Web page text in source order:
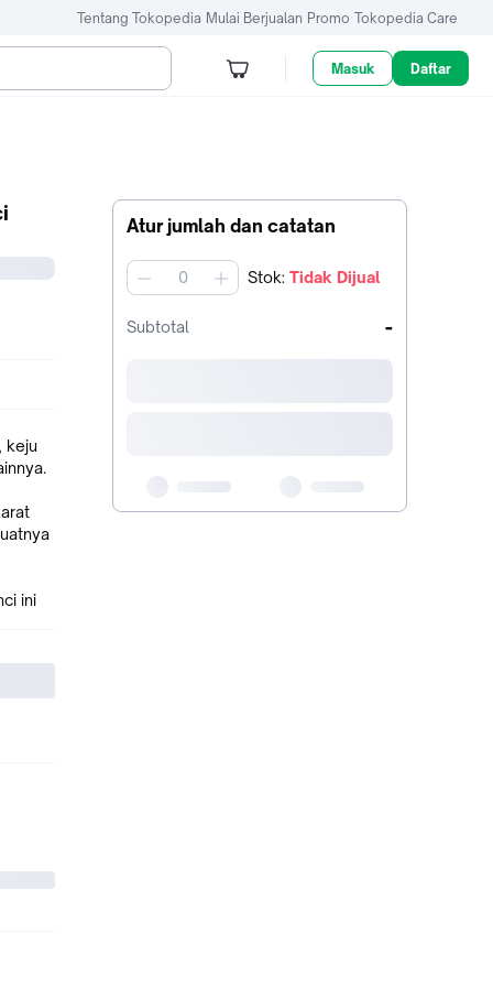
Tentang Tokopedia Mulai Berjualan Promo Tokopedia Care
Masuk Daftar
Atur jumlah dan catatan
jumlah Stok: Tidak Dijual
Subtotal -
keju
ini